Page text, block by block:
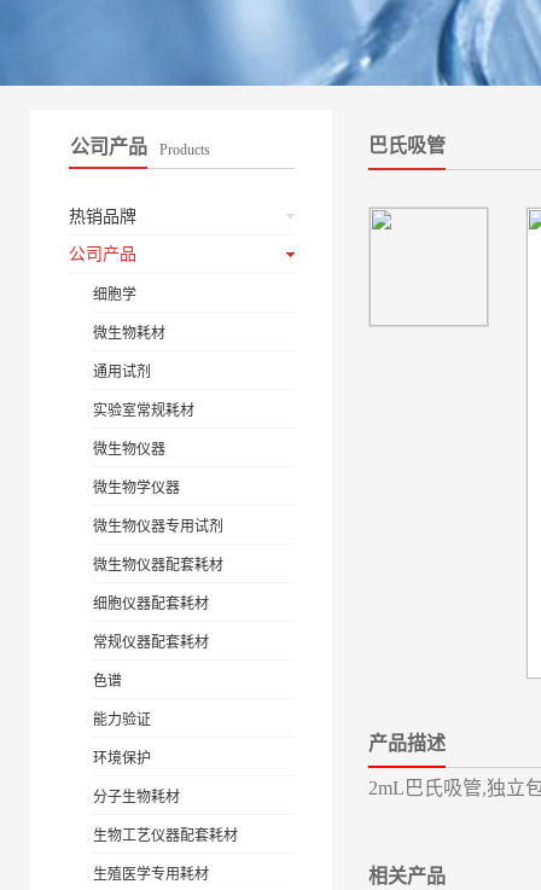
公司产品 Products
热销品牌
公司产品
细胞学
微生物耗材
通用试剂
实验室常规耗材
微生物仪器
微生物学仪器
微生物仪器专用试剂
微生物仪器配套耗材
细胞仪器配套耗材
常规仪器配套耗材
色谱
能力验证
环境保护
分子生物耗材
生物工艺仪器配套耗材
生殖医学专用耗材
巴氏吸管
产品描述
2mL巴氏吸管,独立
相关产品